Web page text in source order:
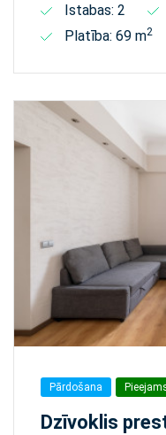
Istabas: 2
Platība: 69 m2
Pārdošana
Dzīvoklis